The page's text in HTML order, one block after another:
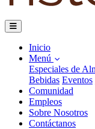
Inicio
Menú
Especiales de
Bebidas Eventos
Comunidad
Empleos
Sobre Nosotros
Contáctanos